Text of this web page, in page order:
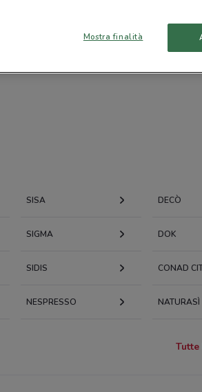
volantini nella tua zona. Riprova
SISA DECÒ
SIGMA DOK
SIDIS CONAD
NESPRESSO NATURASÌ
Mostra finalità